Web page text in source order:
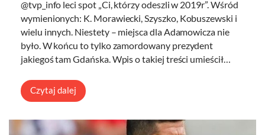
@tvp_info leci spot „Ci, którzy odeszli w 2019r”. Wśród
wymienionych: K. Morawiecki, Szyszko, Kobuszewski i
wielu innych. Niestety – miejsca dla Adamowicza nie
było. W końcu to tylko zamordowany prezydent
jakiegoś tam Gdańska. Wpis o takiej treści umieścił…
Czytaj dalej